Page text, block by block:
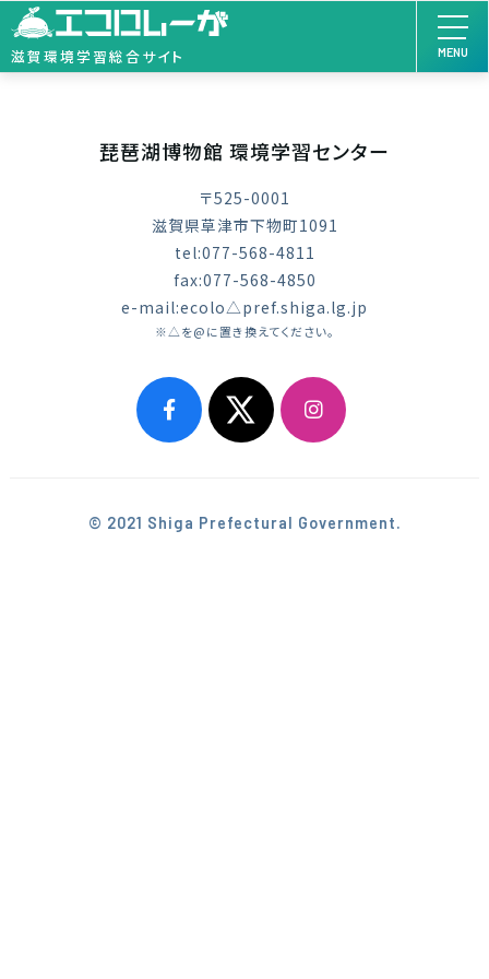
滋賀環境学習総合サイト MENU
琵琶湖博物館 環境学習センター
〒525-0001
滋賀県草津市下物町1091
tel:077-568-4811
fax:077-568-4850
e-mail:ecolo△pref.shiga.lg.jp
※△を@に置き換えてください。
© 2021 Shiga Prefectural Government.